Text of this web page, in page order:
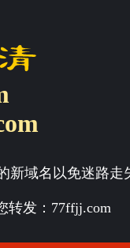
新域名以免迷路走
转发： 77ffjj.com